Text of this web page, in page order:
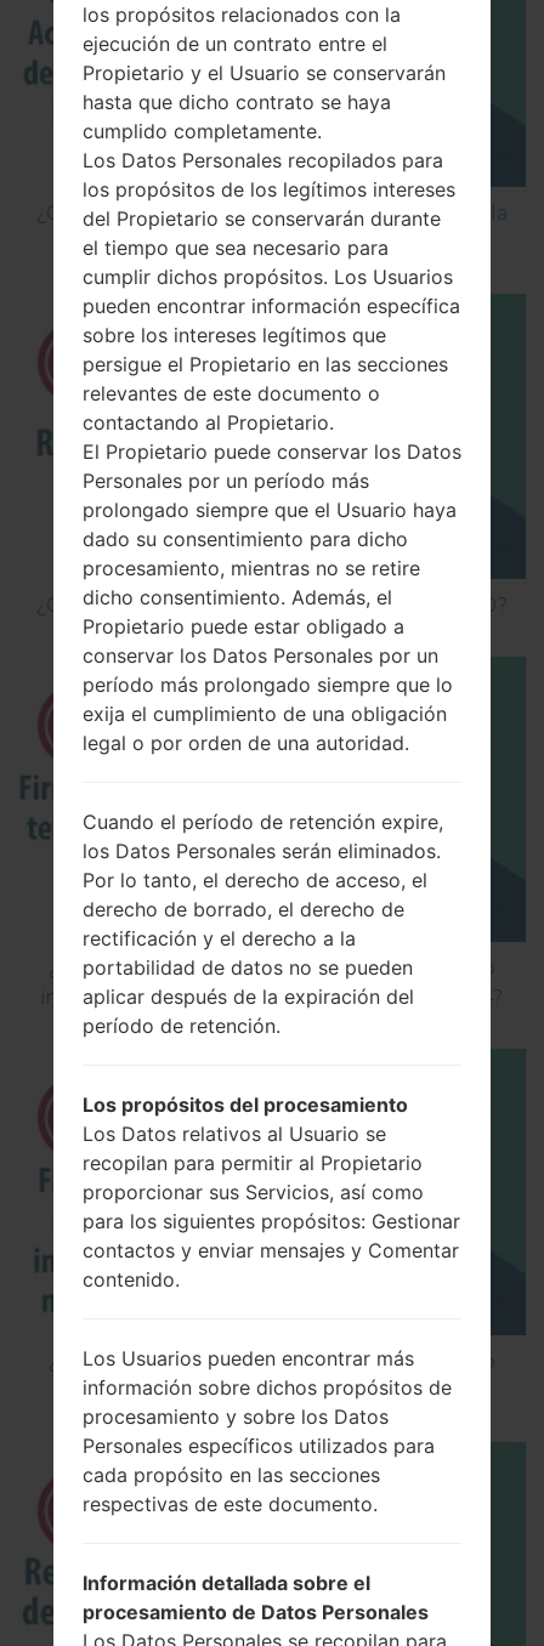
¿Cómo Activar las Opciones de Desarrollador y la
Depuración USB en LG?
¿Cómo hacer Reinicio Completo en LG G5 H850?
¿Cómo instalar Firmware Oficial en el teléfono
inteligente de LG mediante LG Flash Tool 2014?
¿Cómo instalar Firmware Oficial en el teléfono
inteligente de LG mediante LG UP?
los propósitos relacionados con la
ejecución de un contrato entre el
Propietario y el Usuario se conservarán
hasta que dicho contrato se haya
cumplido completamente.
Los Datos Personales recopilados para
los propósitos de los legítimos intereses
del Propietario se conservarán durante
el tiempo que sea necesario para
cumplir dichos propósitos. Los Usuarios
pueden encontrar información específica
sobre los intereses legítimos que
persigue el Propietario en las secciones
relevantes de este documento o
contactando al Propietario.
El Propietario puede conservar los Datos
Personales por un período más
prolongado siempre que el Usuario haya
dado su consentimiento para dicho
procesamiento, mientras no se retire
dicho consentimiento. Además, el
Propietario puede estar obligado a
conservar los Datos Personales por un
período más prolongado siempre que lo
exija el cumplimiento de una obligación
legal o por orden de una autoridad.
Cuando el período de retención expire,
los Datos Personales serán eliminados.
Por lo tanto, el derecho de acceso, el
derecho de borrado, el derecho de
rectificación y el derecho a la
portabilidad de datos no se pueden
aplicar después de la expiración del
período de retención.
Los propósitos del procesamiento
Los Datos relativos al Usuario se
recopilan para permitir al Propietario
proporcionar sus Servicios, así como
para los siguientes propósitos: Gestionar
contactos y enviar mensajes y Comentar
contenido.
Los Usuarios pueden encontrar más
información sobre dichos propósitos de
procesamiento y sobre los Datos
Personales específicos utilizados para
cada propósito en las secciones
respectivas de este documento.
Información detallada sobre el
procesamiento de Datos Personales